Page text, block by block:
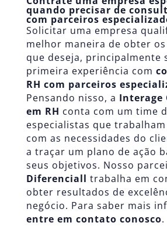
quando precisar de
com parceiros
Solicitar uma empresa
melhor maneira de obter
que deseja, principalmente
primeira experiência com
RH com parceiros
Pensando nisso, a Interage
em RH conta com um time
especialistas que
com as necessidades do
a traçar um plano de ação
seus objetivos. Nosso
Diferenciall trabalha em
obter resultados de
negócio. Para saber mais
entre em contato conosco.